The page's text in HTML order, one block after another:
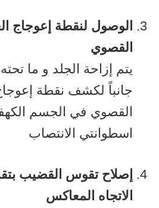
الوصول لنقطة إعوجاج
القصوي
يتم إزاحة الجلد و ما
جانباً لكشف نقطة
القصوي في الجسم
اسطوانتي الانتصاب
إصلاح تقوس القضيب
الاتجاه المعاكس